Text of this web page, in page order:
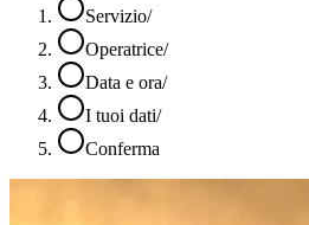
Servizio/
Operatrice/
Data e ora/
I tuoi dati/
Conferma